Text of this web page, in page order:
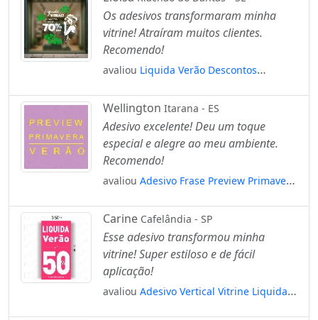
Os adesivos transformaram minha
vitrine! Atraíram muitos clientes.
Recomendo!
avaliou Liquida Verão Descontos
Mod:539
Wellington Itarana - ES
Adesivo excelente! Deu um toque
especial e alegre ao meu ambiente.
Recomendo!
avaliou Adesivo Frase Preview Primavera
Carine Cafelândia - SP
Esse adesivo transformou minha
vitrine! Super estiloso e de fácil
aplicação!
avaliou Adesivo Vertical Vitrine Liquida